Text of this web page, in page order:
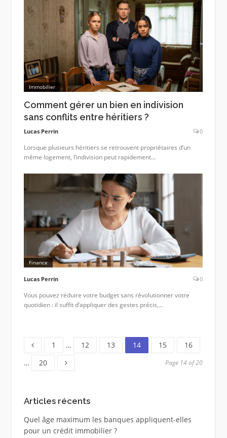
Immobilier
Comment gérer un bien en indivision
sans conflits entre héritiers ?
Lucas Perrin 0
Lorsque plusieurs héritiers se retrouvent propriétaires d’un
même logement, l’indivision peut rapidement...
Finance
Lucas Perrin 0
Vous pouvez réduire votre budget sans révolutionner votre
quotidien : il suffit d’appliquer des gestes précis,...
1 … 12 13 Page
14 15
16
…
20 Page 14 of 20
Articles récents
Quel âge maximum les banques appliquent-elles
pour un crédit immobilier ?